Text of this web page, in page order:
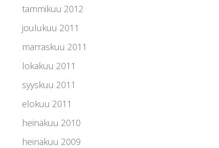
tammikuu 2012
joulukuu 2011
marraskuu 2011
lokakuu 2011
syyskuu 2011
elokuu 2011
heinäkuu 2010
heinäkuu 2009